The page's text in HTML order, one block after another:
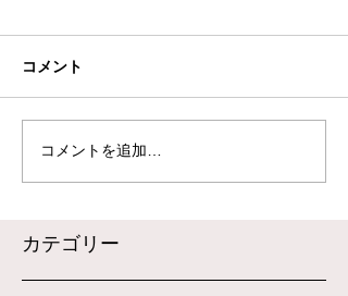
コメント
コメントを追加…
​カテゴリー